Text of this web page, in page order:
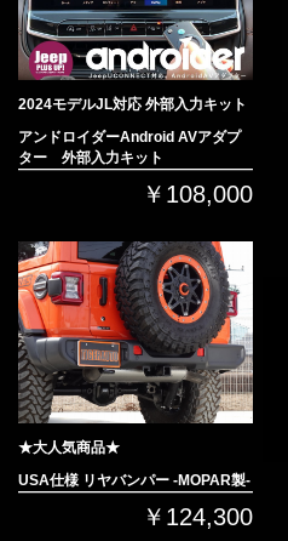
2024モデルJL対応 外部入力キット
アンドロイダーAndroid AVアダプ
ター 外部入力キット
￥108,000
★大人気商品★
USA仕様 リヤバンパー -MOPAR製-
￥124,300